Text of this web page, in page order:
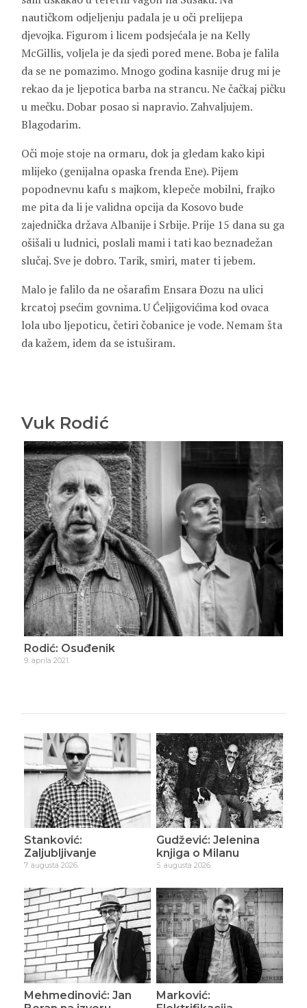
nautičkom odjeljenju padala je u oči prelijepa
djevojka. Figurom i licem podsjećala je na Kelly
McGillis, voljela je da sjedi pored mene. Boba je falila
da se ne pomazimo. Mnogo godina kasnije drug mi je
rekao da je ljepotica barba na strancu. Ne čačkaj pičku
u mečku. Dobar posao si napravio. Zahvaljujem.
Blagodarim.
Oči moje stoje na ormaru, dok ja gledam kako kipi
mlijeko (genijalna opaska frenda Ene). Pijem
popodnevnu kafu s majkom, klepeče mobilni, frajko
me pita da li je validna opcija da Kosovo bude
zajednička država Albanije i Srbije. Prije 15 dana su ga
ošišali u ludnici, poslali mami i tati kao beznadežan
slučaj. Sve je dobro. Tarik, smiri, mater ti jebem.
Malo je falilo da ne ošarafim Ensara Đozu na ulici
krcatoj psećim govnima. U Ćeljigovićima kod ovaca
lola ubo ljepoticu, četiri čobanice je vode. Nemam šta
da kažem, idem da se istuširam.
Vuk Rodić
Rodić: Osuđenik
9. aprila 2021.
Stanković:
Zaljubljivanje
7. augusta 2026.
Gudžević: Jelenina
knjiga o Milanu
5. augusta 2026.
Mehmedinović: Jan
Marković: